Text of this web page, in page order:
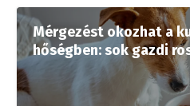
Mérgezést okozhat a
hőségben: sok gazdi